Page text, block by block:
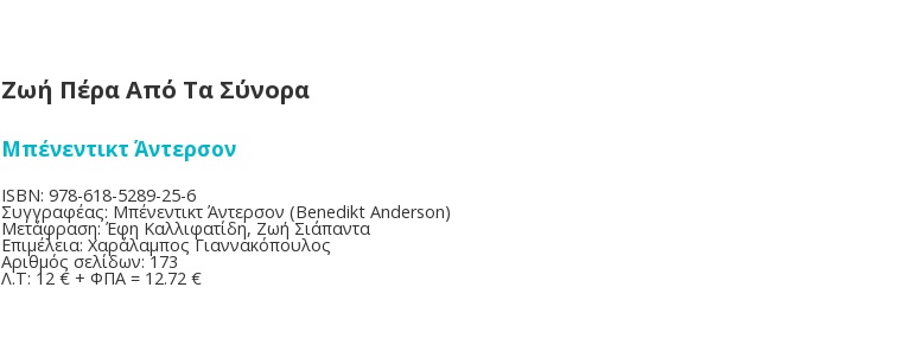
Ζωή Πέρα Από Τα Σύνορα
Μπένεντικτ Άντερσον
ISBN: 978-618-5289-25-6
Συγγραφέας: Μπένεντικτ Άντερσον (Benedikt Anderson)
Μετάφραση: Έφη Καλλιφατίδη, Ζωή Σιάπαντα
Επιμέλεια: Χαράλαμπος Γιαννακόπουλος
Αριθμός σελίδων: 173
Λ.Τ: 12 € + ΦΠΑ = 12.72 €